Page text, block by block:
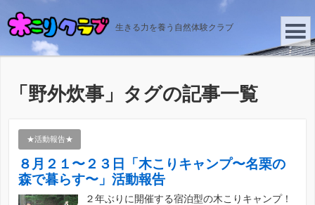
生きる力を養う自然体験クラブ
「野外炊事 」タグの記事一覧
★活動報告★
８月２１〜２３日「木こりキャンプ〜名栗の
森で暮らす〜」活動報告
２年ぶりに開催する宿泊型の木こりキャンプ！